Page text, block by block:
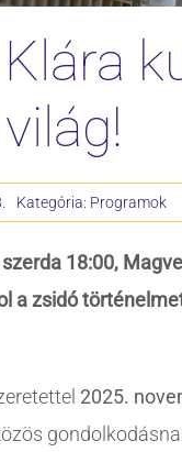
Kategória: Programok
18:00,
a zsidó
2025.